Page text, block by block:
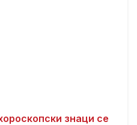
знаци се